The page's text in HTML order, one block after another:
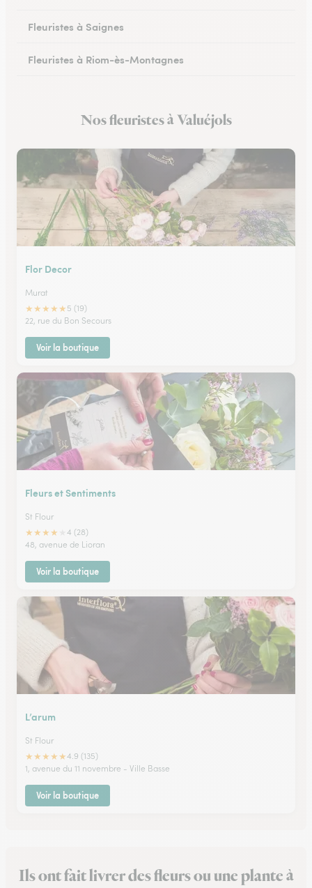
Fleuristes à Saignes
Fleuristes à Riom-ès-Montagnes
Nos fleuristes à Valuéjols
Flor Decor
Murat
★★★★★ 5 (19)
22, rue du Bon Secours
Voir la boutique
Fleurs et Sentiments
St Flour
★★★★
4 (28)
48, avenue de Lioran
Voir la boutique
L’arum
St Flour
★★★★★4.9 (135)
1, avenue du 11 novembre - Ville Basse
Voir la boutique
Ils ont fait livrer des fleurs ou une plante à